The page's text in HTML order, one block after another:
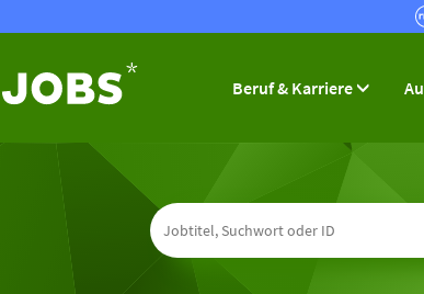
Beruf & Karriere